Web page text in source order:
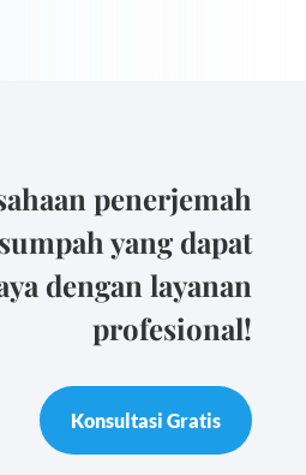
penerjemah
yang dapat
dengan layanan
profesional!
Konsultasi Gratis